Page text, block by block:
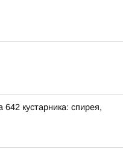
кустарника: спирея,